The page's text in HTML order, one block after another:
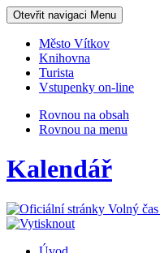
Otevřit navigaci Menu
Město Vítkov
Knihovna
Turista
Vstupenky on-line
Rovnou na obsah
Rovnou na menu
Kalendář